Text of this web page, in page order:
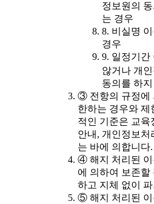
정보원의
는 경우
8. 비실명
경우
9. 일정기간
않거나 개
동의를 하
③ 전항의 규정에
한하는 경우와 제
적인 기준은 교육
안내, 개인정보
는 바에 의합니다.
④ 해지 처리된 이
에 의하여 보존할
하고 지체 없이
⑤ 해지 처리된 이